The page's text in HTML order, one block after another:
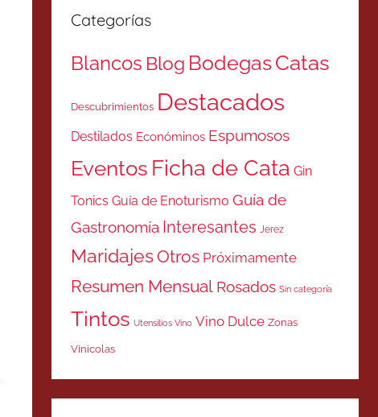
Categorías
Blancos Blog BodegasCatas
Descubrimientos Destacados
Destilados Económinos Espumosos
Eventos Ficha de Cata Gin
Tonics Guía de Enoturismo Guía de
Gastronomía Interesantes Jerez
MaridajesOtros Próximamente
Resumen Mensual Rosados Sin categoría
Tintos Utensilios Vino Vino Dulce Zonas
Vinicolas